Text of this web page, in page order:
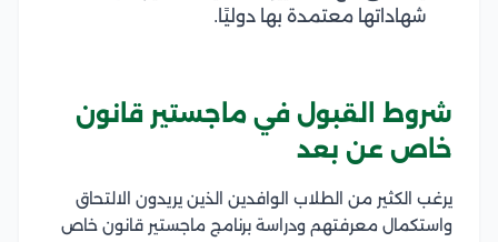
شهاداتها معتمدة بها دوليًا.
شروط القبول في ماجستير قانون
خاص عن بعد
يرغب الكثير من الطلاب الوافدين الذين يريدون الالتحاق
واستكمال معرفتهم ودراسة برنامج ماجستير قانون خاص